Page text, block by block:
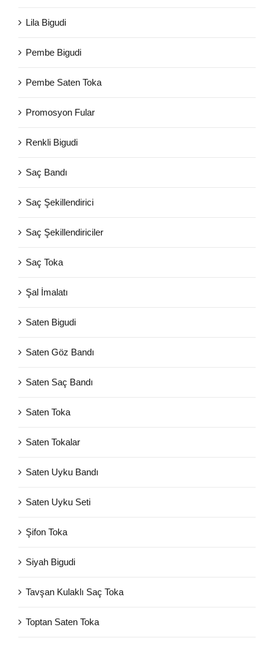
Lila Bigudi
Pembe Bigudi
Pembe Saten Toka
Promosyon Fular
Renkli Bigudi
Saç Bandı
Saç Şekillendirici
Saç Şekillendiriciler
Saç Toka
Şal İmalatı
Saten Bigudi
Saten Göz Bandı
Saten Saç Bandı
Saten Toka
Saten Tokalar
Saten Uyku Bandı
Saten Uyku Seti
Şifon Toka
Siyah Bigudi
Tavşan Kulaklı Saç Toka
Toptan Saten Toka